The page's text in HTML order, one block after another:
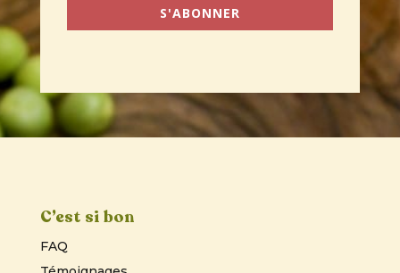
S'ABONNER
C’est si bon
FAQ